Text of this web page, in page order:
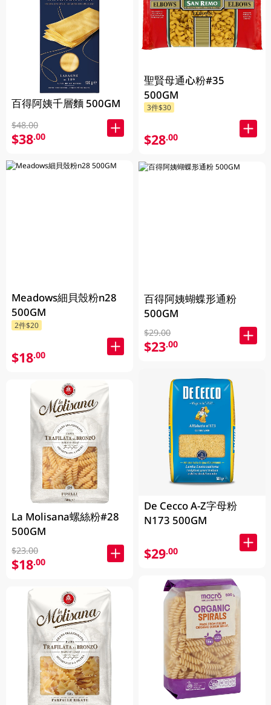
百得阿姨千層麵 500GM
$48.00
$38.00
Meadows細貝殼粉n28
500GM
2件$20
$18.00
La Molisana螺絲粉#28
500GM
$23.00
$18.00
聖賢母通心粉#35
500GM
3件$30
$28.00
百得阿姨蝴蝶形通粉
500GM
$29.00
$23.00
De Cecco A-Z字母粉
N173 500GM
$29.00